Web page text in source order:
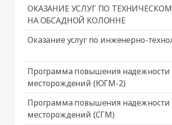
ОКАЗАНИЕ УСЛУГ ПО
НА ОБСАДНОЙ КОЛОННЕ
Оказание услуг по инженерно-
Программа повышения надежности
месторождений (ЮГМ-2)
Программа повышения надежности
месторождений (СГМ)